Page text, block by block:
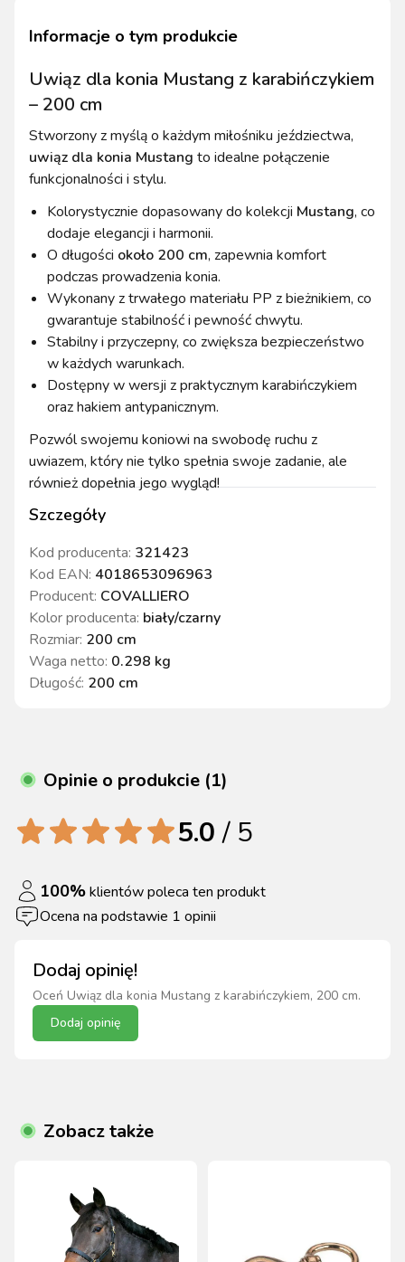
Szczegóły
Kod producenta: 321423
Kod EAN: 4018653096963
Producent: COVALLIERO
Kolor producenta: biały/czarny
Rozmiar: 200 cm
Waga netto: 0.298 kg
Długość: 200 cm
Informacje o tym produkcie
Uwiąz dla konia Mustang z karabińczykiem
– 200 cm
Stworzony z myślą o każdym miłośniku jeździectwa,
uwiąz dla konia Mustang to idealne połączenie
funkcjonalności i stylu.
Kolorystycznie dopasowany do kolekcji Mustang, co
dodaje elegancji i harmonii.
O długości około 200 cm, zapewnia komfort
podczas prowadzenia konia.
Wykonany z trwałego materiału PP z bieżnikiem, co
gwarantuje stabilność i pewność chwytu.
Stabilny i przyczepny, co zwiększa bezpieczeństwo
w każdych warunkach.
Dostępny w wersji z praktycznym karabińczykiem
oraz hakiem antypanicznym.
Pozwól swojemu koniowi na swobodę ruchu z
uwiazem, który nie tylko spełnia swoje zadanie, ale
również dopełnia jego wygląd!
Opinie o produkcie (1)
Dodaj opinię!
Oceń Uwiąz dla konia Mustang z karabińczykiem, 200 cm.
Dodaj opinię
5.0/ 5
100%klientów poleca ten produkt
Ocena na podstawie 1 opinii
Zobacz także